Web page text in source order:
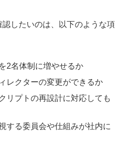
したいのは、以下のような項
2名体制に増やせるか
レクターの変更ができるか
リプトの再設計に対応しても
する委員会や仕組みが社内に